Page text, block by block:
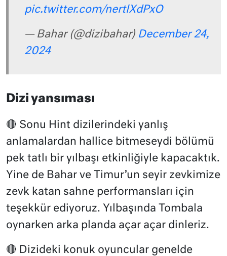
pic.twitter.com/nertlXdPxO
— Bahar (@dizibahar) December 24,
2024
Dizi yansıması
🔴 Sonu Hint dizilerindeki yanlış
anlamalardan hallice bitmeseydi bölümü
pek tatlı bir yılbaşı etkinliğiyle kapacaktık.
Yine de Bahar ve Timur’un seyir zevkimize
zevk katan sahne performansları için
teşekkür ediyoruz. Yılbaşında Tombala
oynarken arka planda açar açar dinleriz.
🔴 Dizideki konuk oyuncular genelde